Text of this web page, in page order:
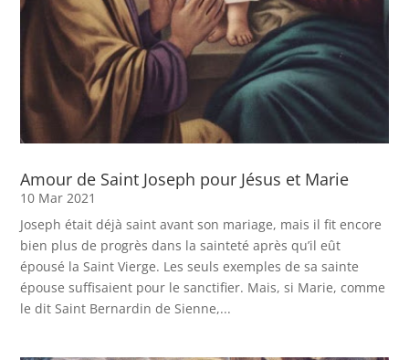
Amour de Saint Joseph pour Jésus et Marie
10 Mar 2021
Joseph était déjà saint avant son mariage, mais il fit encore
bien plus de progrès dans la sainteté après qu’il eût
épousé la Saint Vierge. Les seuls exemples de sa sainte
épouse suffisaient pour le sanctifier. Mais, si Marie, comme
le dit Saint Bernardin de Sienne,...